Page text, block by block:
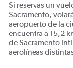
Si reservas un
Sacramento,
aeropuerto de la
encuentra a 15,2
de Sacramento
aerolíneas